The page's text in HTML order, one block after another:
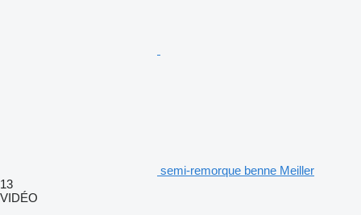
semi-remorque benne Meiller
13
VIDÉO